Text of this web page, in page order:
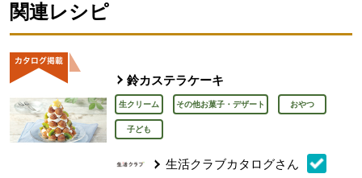
関連レシピ
鈴カステラケーキ
生クリーム その他お菓子・デザート おやつ
子ども
生活クラブカタログさん